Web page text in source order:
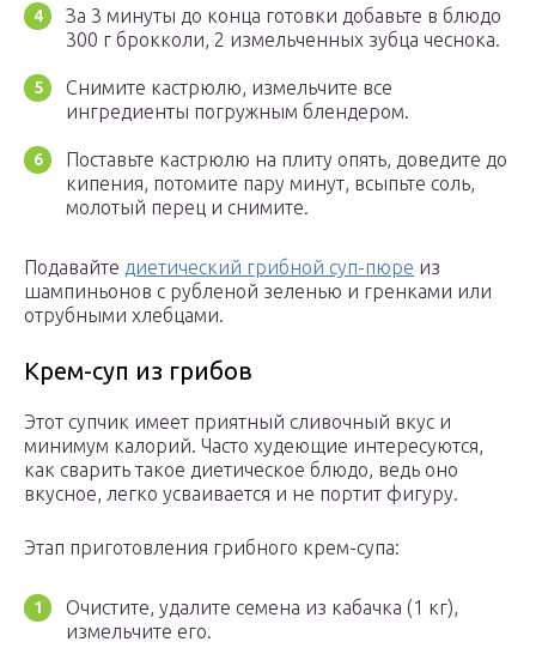
За 3 минуты до конца готовки добавьте в блюдо
300 г брокколи, 2 измельченных зубца чеснока.
Снимите кастрюлю, измельчите все
ингредиенты погружным блендером.
Поставьте кастрюлю на плиту опять, доведите до
кипения, потомите пару минут, всыпьте соль,
молотый перец и снимите.
Подавайте диетический грибной суп-пюре из
шампиньонов с рубленой зеленью и гренками или
отрубными хлебцами.
Крем-суп из грибов
Этот супчик имеет приятный сливочный вкус и
минимум калорий. Часто худеющие интересуются,
как сварить такое диетическое блюдо, ведь оно
вкусное, легко усваивается и не портит фигуру.
Этап приготовления грибного крем-супа:
Очистите, удалите семена из кабачка (1 кг),
измельчите его.